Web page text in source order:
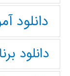
دانلود
دانلود